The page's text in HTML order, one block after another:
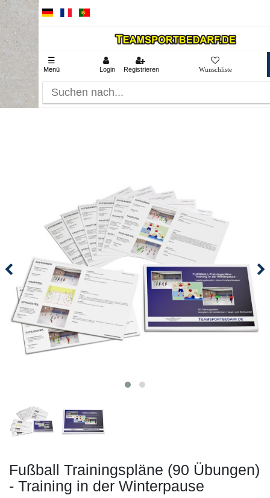
☰
Menü Login Registrieren
Fußball Trainingspläne (90 Übungen)
- Training in der Winterpause